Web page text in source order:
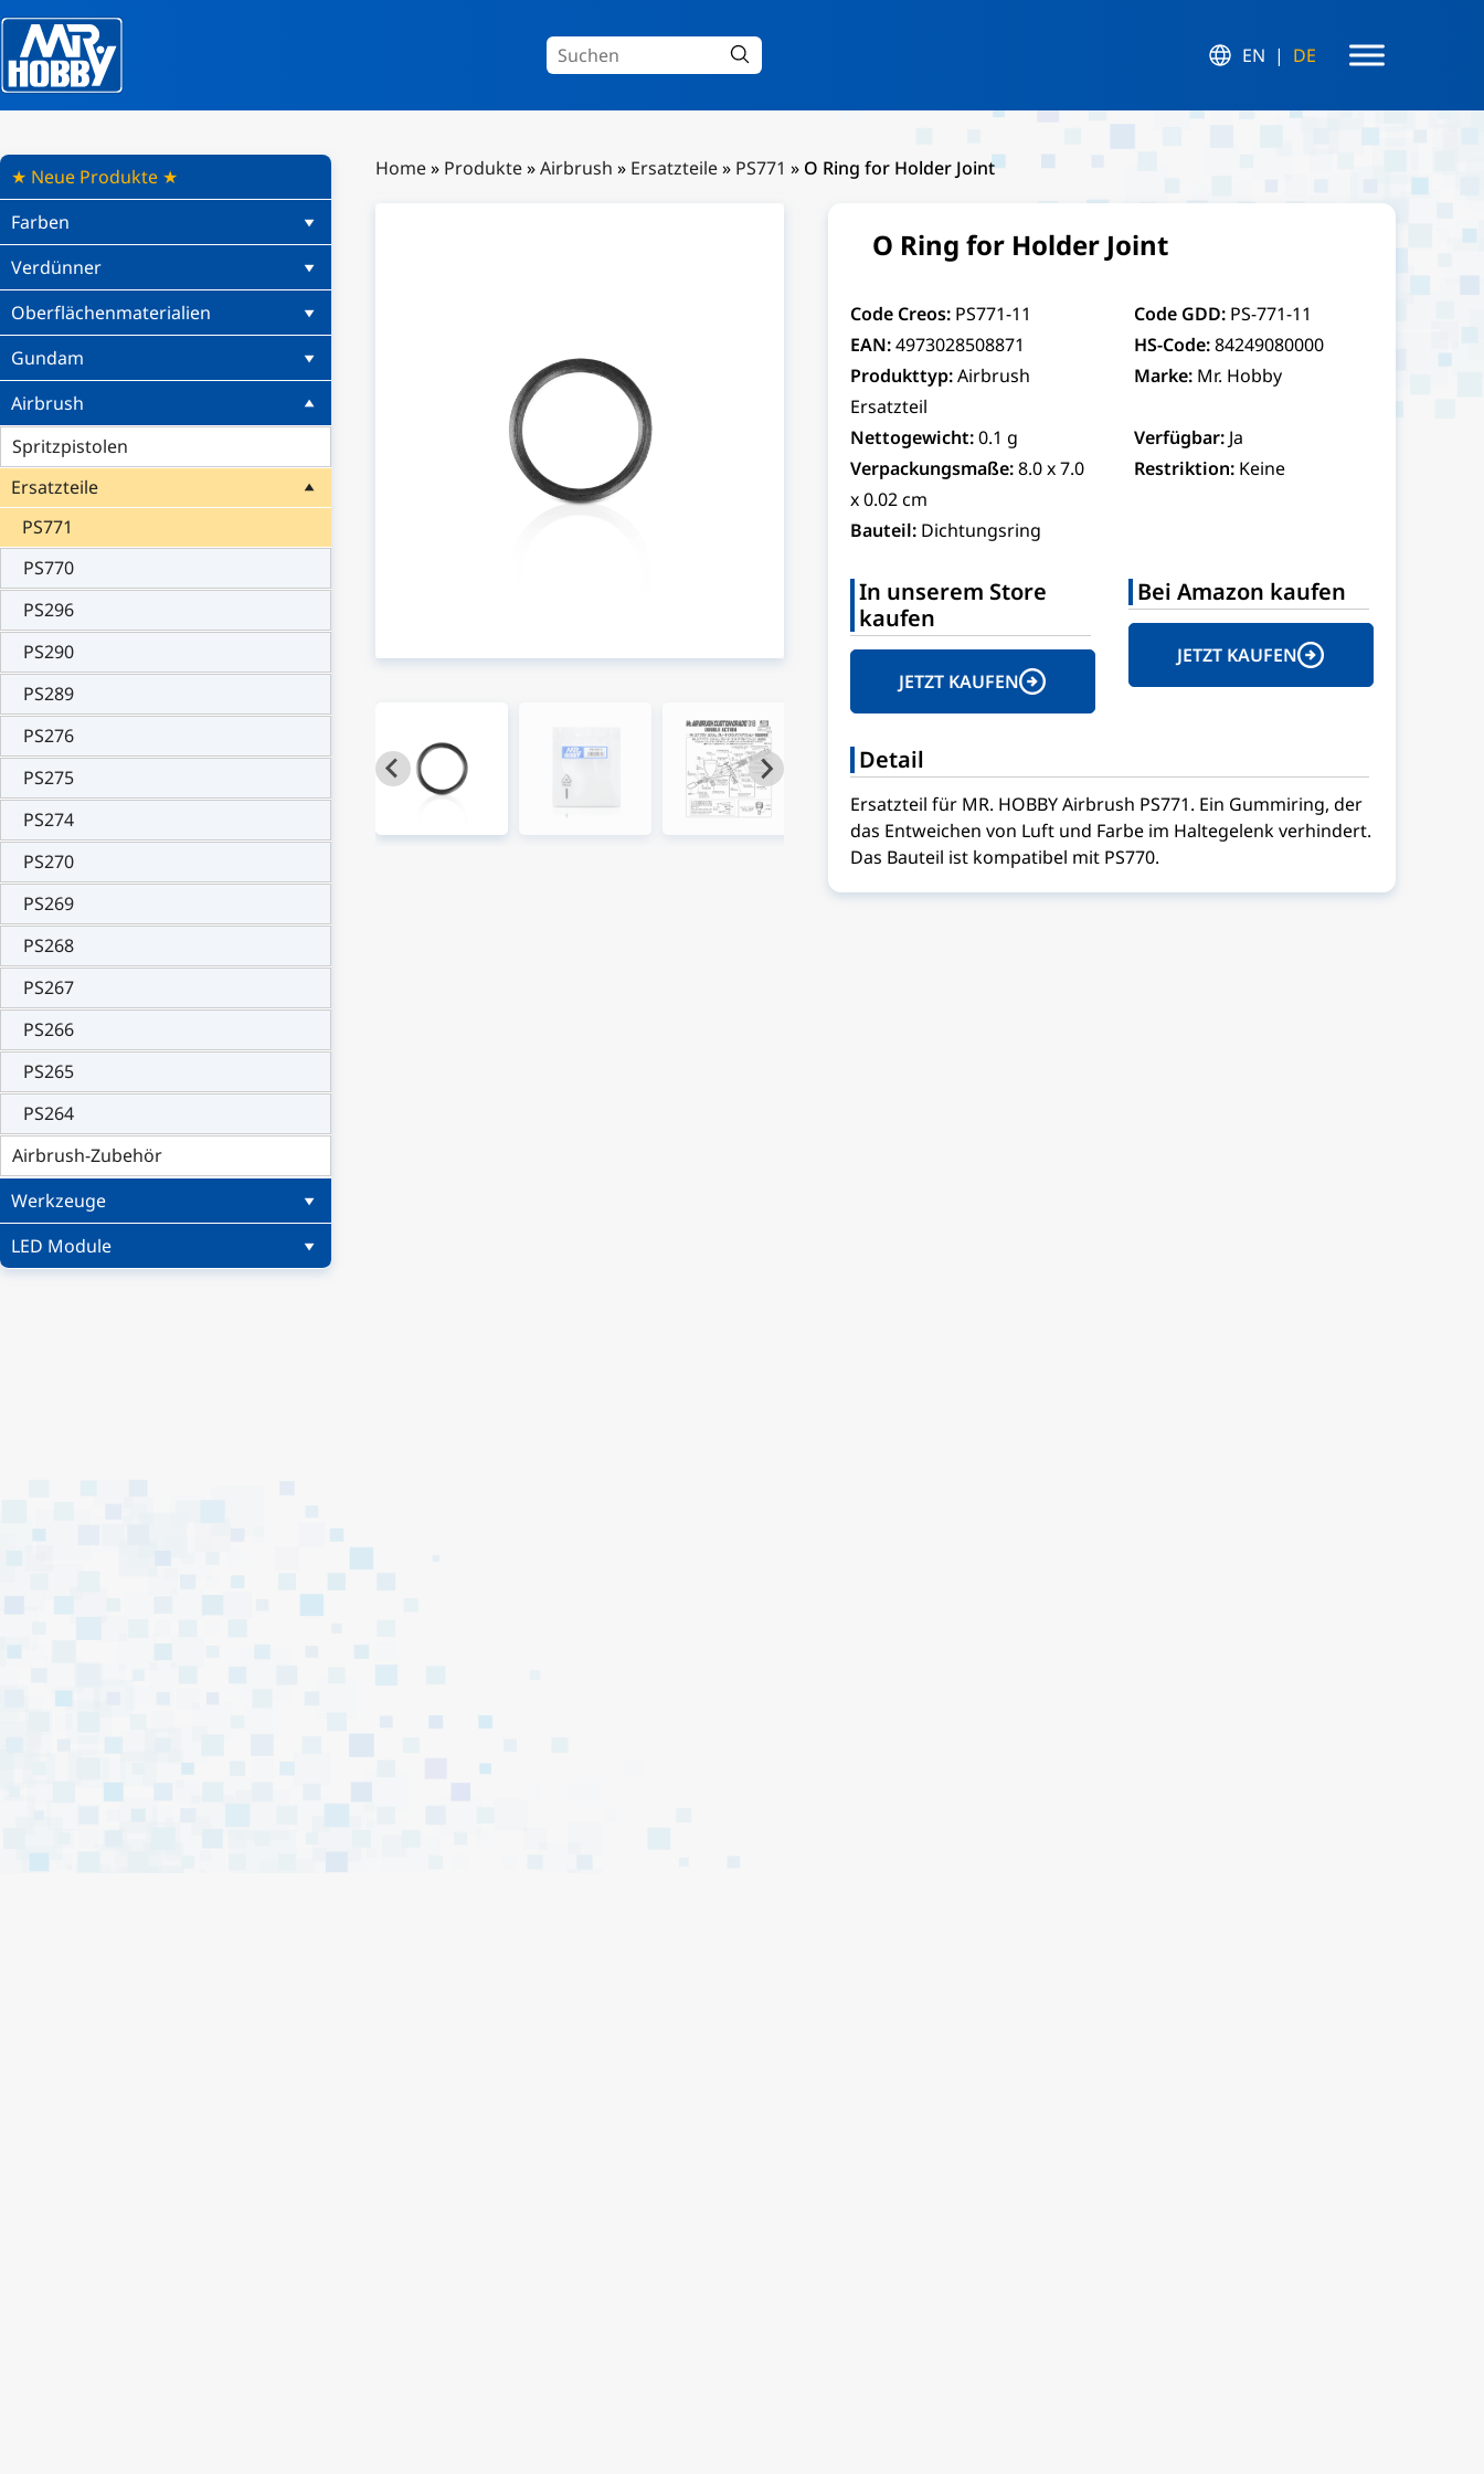
EN DE
★ Neue Produkte ★
Farben
Verdünner
Oberflächenmaterialien
Gundam
Airbrush
Spritzpistolen
Ersatzteile
PS771
PS770
PS296
PS290
PS289
PS276
PS275
PS274
PS270
PS269
PS268
PS267
PS266
PS265
PS264
Airbrush-Zubehör
Werkzeuge
LED Module
Home» Produkte»Airbrush » Ersatzteile» PS771 » O Ring for Holder Joint
O Ring for Holder Joint
Code Creos: PS771-11 Code GDD: PS-771-11
EAN: 4973028508871 HS-Code:84249080000
Produkttyp: Airbrush
Ersatzteil
Marke: Mr. Hobby
Nettogewicht: 0.1 g Verfügbar: Ja
Verpackungsmaße: 8.0 x 7.0
x 0.02 cm
Restriktion: Keine
Bauteil: Dichtungsring
In unserem Store
kaufen
JETZT KAUFEN
Bei Amazon kaufen
JETZT KAUFEN
Detail
Ersatzteil für MR. HOBBY Airbrush PS771. Ein Gummiring, der
das Entweichen von Luft und Farbe im Haltegelenk verhindert.
Das Bauteil ist kompatibel mit PS770.